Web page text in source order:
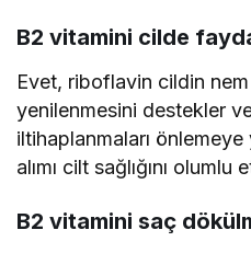
B2 vitamini cilde
Evet, riboflavin cildin
yenilenmesini destekler
iltihaplanmaları önlemeye
alımı cilt sağlığını olumlu
B2 vitamini saç